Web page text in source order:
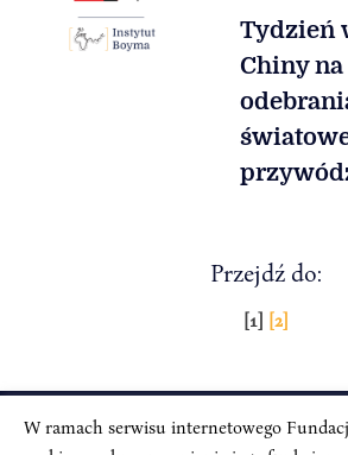
Tydzień
Chiny
Przejdź do:
Stronicowanie[1] [2]
W ramach serwisu internetowego